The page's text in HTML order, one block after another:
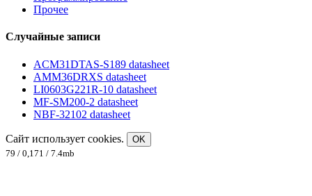
Прочее
Случайные записи
ACM31DTAS-S189 datasheet
AMM36DRXS datasheet
LI0603G221R-10 datasheet
MF-SM200-2 datasheet
NBF-32102 datasheet
Сайт использует cookies.
OK
79 / 0,171 / 7.4mb